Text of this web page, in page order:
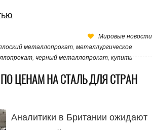
Мировые новости
металлопрокат, металлургическое
,черный металлопрокат,купить
ПО ЦЕНАМ НА СТАЛЬ ДЛЯ СТРАН
Аналитики в Британии ожидают